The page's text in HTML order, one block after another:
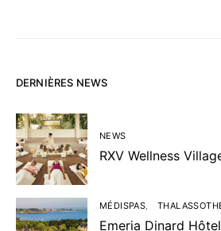
DERNIÈRES NEWS
NEWS
RXV Wellness
MÉDISPAS
Emeria Dinard